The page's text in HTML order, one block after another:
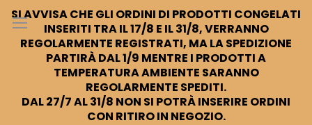
SI AVVISA CHE GLI ORDINI DI PRODOTTI CONGELATI
INSERITI TRA IL 17/8 E IL 31/8, VERRANNO
REGOLARMENTE REGISTRATI, MA LA SPEDIZIONE
PARTIRÀ DAL 1/9 MENTRE I PRODOTTI A
TEMPERATURA AMBIENTE SARANNO
REGOLARMENTE SPEDITI.
DAL 27/7 AL 31/8 NON SI POTRÀ INSERIRE ORDINI
CON RITIRO IN NEGOZIO.